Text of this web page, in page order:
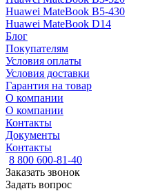
Huawei MateBook B5-430
Huawei MateBook D14
Блог
Покупателям
Условия оплаты
Условия доставки
Гарантия на товар
О компании
О компании
Контакты
Документы
Контакты
8 800 600-81-40
Заказать звонок
Задать вопрос